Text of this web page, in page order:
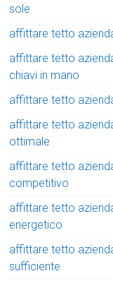
sole
affittare tetto
affittare tetto
chiavi in mano
affittare tetto
affittare tetto
ottimale
affittare tetto
competitivo
affittare tetto
energetico
affittare tetto
sufficiente